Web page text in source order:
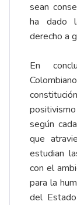
sean
ha dado
derecho a
En
según
que
estudian
con el
para la
del